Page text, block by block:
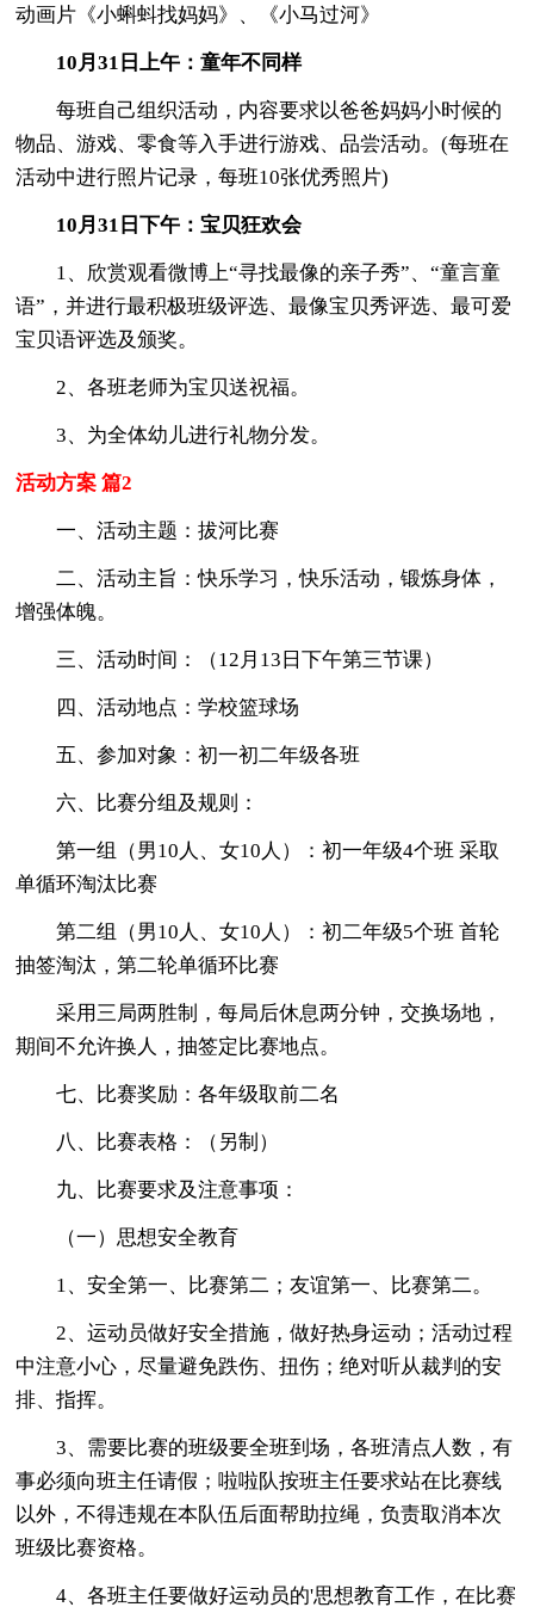
动画片《小蝌蚪找妈妈》、《小马过河》
10月31日上午：童年不同样
每班自己组织活动，内容要求以爸爸妈妈小时候的
物品、游戏、零食等入手进行游戏、品尝活动。(每班在
活动中进行照片记录，每班10张优秀照片)
10月31日下午：宝贝狂欢会
1、欣赏观看微博上“寻找最像的亲子秀”、“童言童
语”，并进行最积极班级评选、最像宝贝秀评选、最可爱
宝贝语评选及颁奖。
2、各班老师为宝贝送祝福。
3、为全体幼儿进行礼物分发。
活动方案 篇2
一、活动主题：拔河比赛
二、活动主旨：快乐学习，快乐活动，锻炼身体，
增强体魄。
三、活动时间：（12月13日下午第三节课）
四、活动地点：学校篮球场
五、参加对象：初一初二年级各班
六、比赛分组及规则：
第一组（男10人、女10人）：初一年级4个班 采取
单循环淘汰比赛
第二组（男10人、女10人）：初二年级5个班 首轮
抽签淘汰，第二轮单循环比赛
采用三局两胜制，每局后休息两分钟，交换场地，
期间不允许换人，抽签定比赛地点。
七、比赛奖励：各年级取前二名
八、比赛表格：（另制）
九、比赛要求及注意事项：
（一）思想安全教育
1、安全第一、比赛第二；友谊第一、比赛第二。
2、运动员做好安全措施，做好热身运动；活动过程
中注意小心，尽量避免跌伤、扭伤；绝对听从裁判的安
排、指挥。
3、需要比赛的班级要全班到场，各班清点人数，有
事必须向班主任请假；啦啦队按班主任要求站在比赛线
以外，不得违规在本队伍后面帮助拉绳，负责取消本次
班级比赛资格。
4、各班主任要做好运动员的'思想教育工作，在比赛